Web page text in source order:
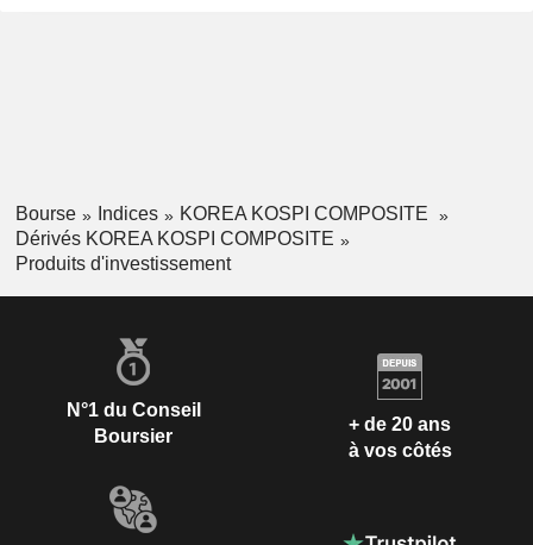
Bourse Indices
KOREA KOSPI COMPOSITE
Dérivés KOREA KOSPI COMPOSITE
Produits d'investissement
N°1 du Conseil
Boursier
+ de 20 ans
à vos côtés